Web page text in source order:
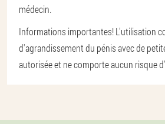
médecin.
Informations importantes! L'utilisation
d'agrandissement du pénis avec de
autorisée et ne comporte aucun risque